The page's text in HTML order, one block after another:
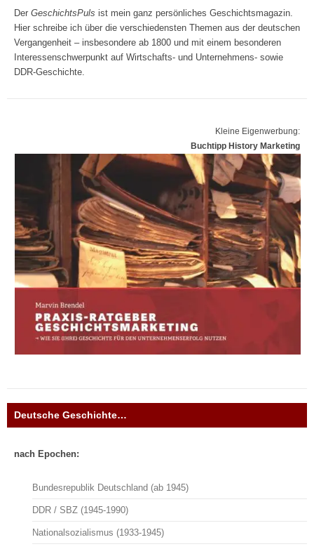
Der GeschichtsPuls ist mein ganz persönliches Geschichtsmagazin.
Hier schreibe ich über die verschiedensten Themen aus der deutschen
Vergangenheit – insbesondere ab 1800 und mit einem besonderen
Interessenschwerpunkt auf Wirtschafts- und Unternehmens- sowie
DDR-Geschichte.
Kleine Eigenwerbung:
Buchtipp History Marketing
Deutsche Geschichte…
nach Epochen:
Bundesrepublik Deutschland (ab 1945)
DDR / SBZ (1945-1990)
Nationalsozialismus (1933-1945)